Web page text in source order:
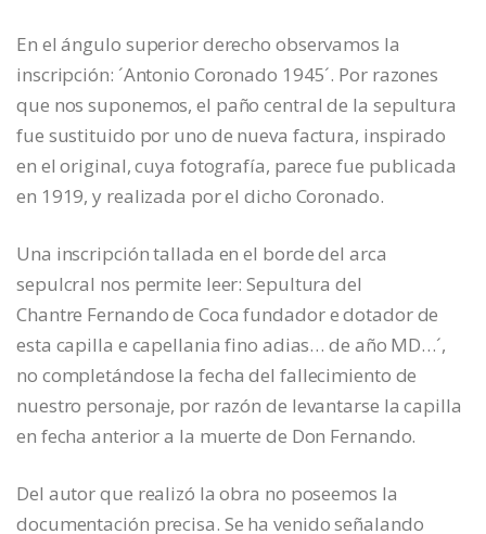
En el ángulo superior derecho observamos la
inscripción: ´Antonio Coronado 1945´. Por razones
que nos suponemos, el paño central de la sepultura
fue sustituido por uno de nueva factura, inspirado
en el original, cuya fotografía, parece fue publicada
en 1919, y realizada por el dicho Coronado.
Una inscripción tallada en el borde del arca
sepulcral nos permite leer: Sepultura del
Chantre Fernando de Coca fundador e dotador de
esta capilla e capellania fino adias… de año MD…´,
no completándose la fecha del fallecimiento de
nuestro personaje, por razón de levantarse la capilla
en fecha anterior a la muerte de Don Fernando.
Del autor que realizó la obra no poseemos la
documentación precisa. Se ha venido señalando